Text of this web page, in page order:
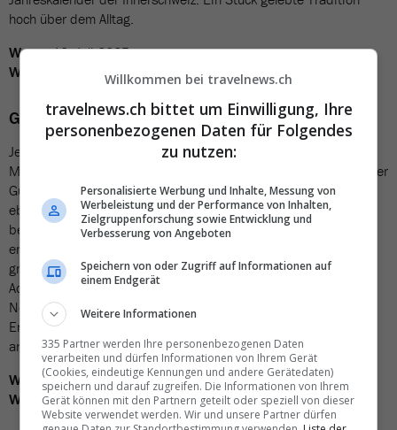
hoch über dem Alltag.
Wann:13. Juli 2025.
Weitere Infos:
www.rigi-schwingen.ch
Gurtenfestival (BE)
Jeden Sommer zieht das Gurtenfestival rund 80’000
Musikbegeisterte auf den Berner Hausberg. Ob gemütlich mit der
Gurtenbahn oder sportlich zu Fuss – der Weg hinauf gehört
ebenso zum Erlebnis wie das einzigartige Gelände und die
beeindruckende Aussicht auf die Alpen. Oben angekommen
erwarten die Besucherinnen und Besucher Konzerte auf drei
grossen Bühnen: Neben national und international bekannten
Acts auf Haupt- und Zeltbühne sorgen vielversprechende
Newcomer auf der stimmungsvollen Waldbühne für
Entdeckungsmomente. Zum Line-Up gehören dieses Jahr unter
anderem Macklemore, Nina Chuba und Franz Ferdinand.
Wann:16. bis 19. Juli 2025.
Weitere Infos:www.gurtenfestival.ch
Willkommen bei travelnews.ch
travelnews.ch bittet um Einwilligung, Ihre
personenbezogenen Daten für Folgendes
zu nutzen:
Personalisierte Werbung und Inhalte, Messung von
Werbeleistung und der Performance von Inhalten,
Zielgruppenforschung sowie Entwicklung und
Verbesserung von Angeboten
Speichern von oder Zugriff auf Informationen auf
einem Endgerät
Weitere Informationen
335 Partner werden Ihre personenbezogenen Daten
verarbeiten und dürfen Informationen von Ihrem Gerät
(Cookies, eindeutige Kennungen und andere Gerätedaten)
speichern und darauf zugreifen. Die Informationen von Ihrem
Gerät können mit den Partnern geteilt oder speziell von dieser
Website verwendet werden. Wir und unsere Partner dürfen